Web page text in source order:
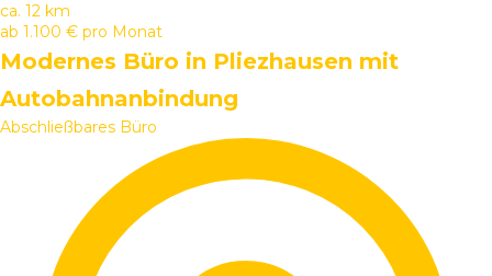
ca. 12 km
ab 1.100 € pro Monat
Modernes Büro in Pliezhausen mit
Autobahnanbindung
Abschließbares Büro